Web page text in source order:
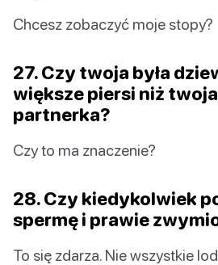
Chcesz zobaczyć moje stopy?
27. Czy twoja była
większe piersi niż
partnerka?
Czy to ma znaczenie?
28. Czy kiedykolwiek
spermę i prawie
To się zdarza. Nie wszystkie